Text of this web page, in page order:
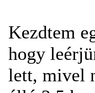
Kezdtem
hogy
lett, mivel